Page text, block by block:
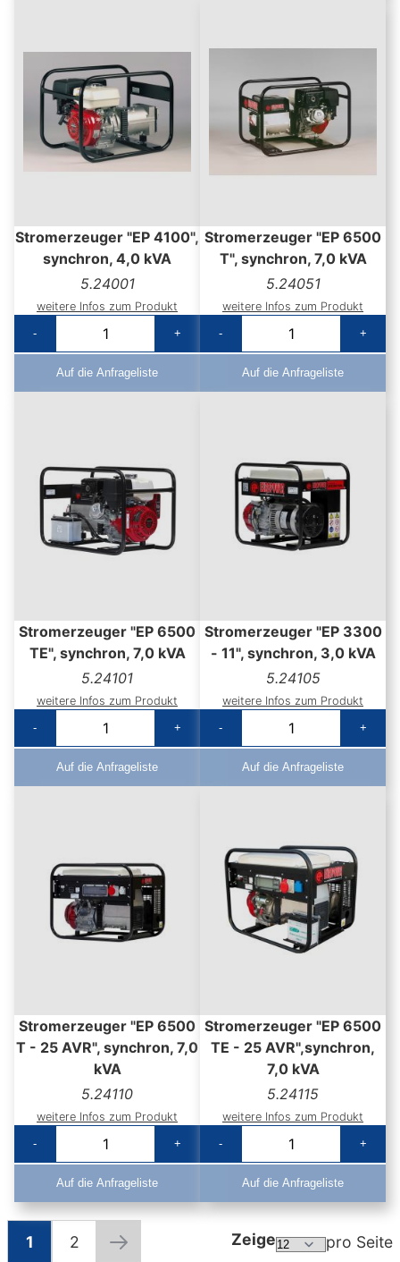
Stromerzeuger "EP 4100",
synchron, 4,0 kVA
5.24001
weitere Infos zum Produkt
-
+
Auf die Anfrageliste
Stromerzeuger "EP 6500
T", synchron, 7,0 kVA
5.24051
weitere Infos zum Produkt
-
+
Auf die Anfrageliste
Stromerzeuger "EP 6500
TE", synchron, 7,0 kVA
5.24101
weitere Infos zum Produkt
-
+
Auf die Anfrageliste
Stromerzeuger "EP 3300
- 11", synchron, 3,0 kVA
5.24105
weitere Infos zum Produkt
-
+
Auf die Anfrageliste
Stromerzeuger "EP 6500
T - 25 AVR", synchron, 7,0
kVA
5.24110
weitere Infos zum Produkt
-
+
Auf die Anfrageliste
Stromerzeuger "EP 6500
TE - 25 AVR",synchron,
7,0 kVA
5.24115
weitere Infos zum Produkt
-
+
Auf die Anfrageliste
SeiteSie lesen gerade die Seite
1 Seite
2 Seite
Weiter
Zeige pro Seite